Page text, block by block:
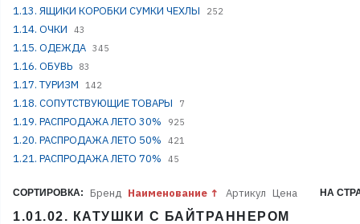
1.13. ЯЩИКИ КОРОБКИ СУМКИ ЧЕХЛЫ 252
1.14. ОЧКИ 43
1.15. ОДЕЖДА 345
1.16. ОБУВЬ 83
1.17. ТУРИЗМ 142
1.18. СОПУТСТВУЮЩИЕ ТОВАРЫ 7
1.19. РАСПРОДАЖА ЛЕТО 30% 925
1.20. РАСПРОДАЖА ЛЕТО 50% 421
1.21. РАСПРОДАЖА ЛЕТО 70% 45
СОРТИРОВКА: Бренд Наименование Артикул Цена НА
1.01.02. КАТУШКИ С БАЙТРАННЕРОМ